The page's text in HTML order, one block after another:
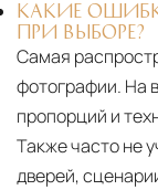
КАКИЕ
ПРИ ВЫБОРЕ?
Самая
фотографии. На
пропорций и
Также часто не
дверей,